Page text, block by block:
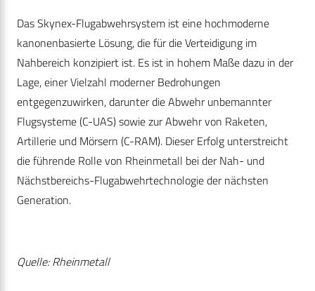
Das Skynex-Flugabwehrsystem ist eine hochmoderne
kanonenbasierte Lösung, die für die Verteidigung im
Nahbereich konzipiert ist. Es ist in hohem Maße dazu in der
Lage, einer Vielzahl moderner Bedrohungen
entgegenzuwirken, darunter die Abwehr unbemannter
Flugsysteme (C-UAS) sowie zur Abwehr von Raketen,
Artillerie und Mörsern (C-RAM). Dieser Erfolg unterstreicht
die führende Rolle von Rheinmetall bei der Nah- und
Nächstbereichs-Flugabwehrtechnologie der nächsten
Generation.
Quelle: Rheinmetall